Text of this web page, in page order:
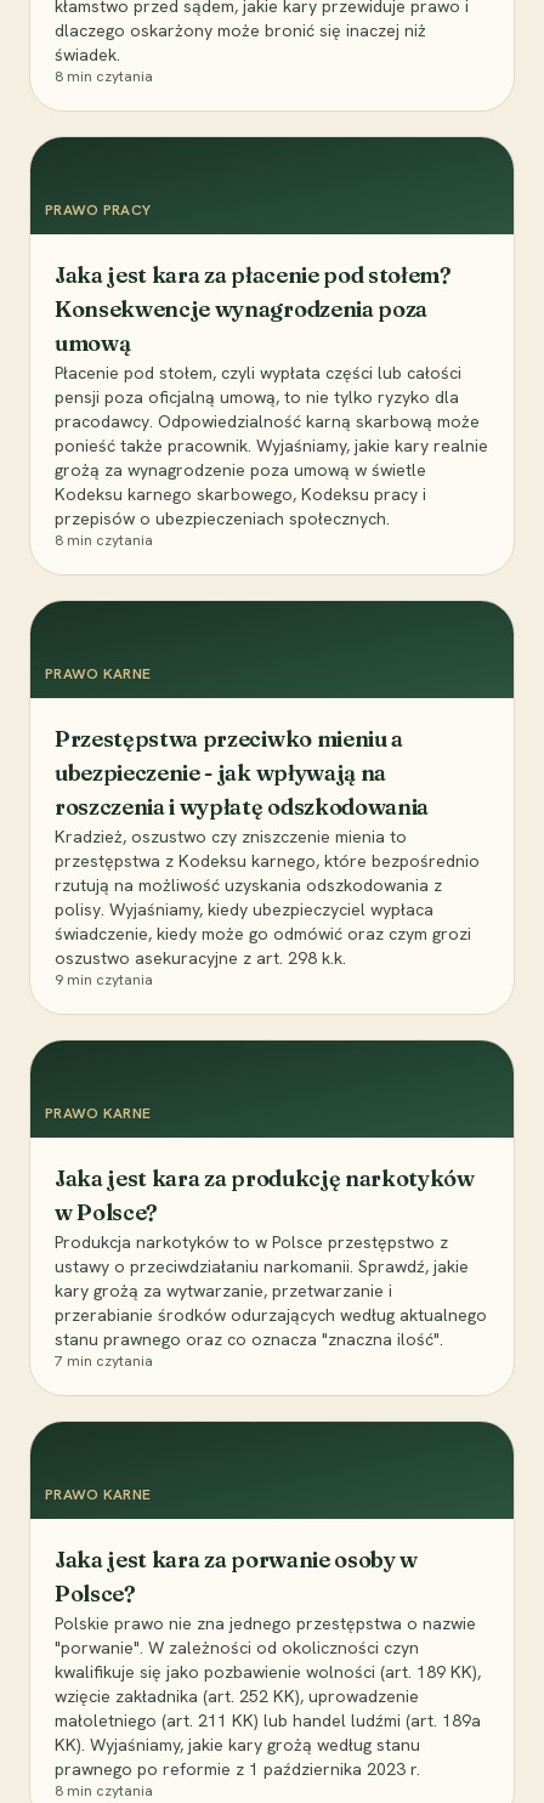
kłamstwo przed sądem, jakie kary przewiduje prawo i
dlaczego oskarżony może bronić się inaczej niż
świadek.
8 min czytania
PRAWO PRACY
Jaka jest kara za płacenie pod stołem?
Konsekwencje wynagrodzenia poza
umową
Płacenie pod stołem, czyli wypłata części lub całości
pensji poza oficjalną umową, to nie tylko ryzyko dla
pracodawcy. Odpowiedzialność karną skarbową może
ponieść także pracownik. Wyjaśniamy, jakie kary realnie
grożą za wynagrodzenie poza umową w świetle
Kodeksu karnego skarbowego, Kodeksu pracy i
przepisów o ubezpieczeniach społecznych.
8 min czytania
PRAWO KARNE
Przestępstwa przeciwko mieniu a
ubezpieczenie - jak wpływają na
roszczenia i wypłatę odszkodowania
Kradzież, oszustwo czy zniszczenie mienia to
przestępstwa z Kodeksu karnego, które bezpośrednio
rzutują na możliwość uzyskania odszkodowania z
polisy. Wyjaśniamy, kiedy ubezpieczyciel wypłaca
świadczenie, kiedy może go odmówić oraz czym grozi
oszustwo asekuracyjne z art. 298 k.k.
9 min czytania
PRAWO KARNE
Jaka jest kara za produkcję narkotyków
w Polsce?
Produkcja narkotyków to w Polsce przestępstwo z
ustawy o przeciwdziałaniu narkomanii. Sprawdź, jakie
kary grożą za wytwarzanie, przetwarzanie i
przerabianie środków odurzających według aktualnego
stanu prawnego oraz co oznacza "znaczna ilość".
7 min czytania
PRAWO KARNE
Jaka jest kara za porwanie osoby w
Polsce?
Polskie prawo nie zna jednego przestępstwa o nazwie
"porwanie". W zależności od okoliczności czyn
kwalifikuje się jako pozbawienie wolności (art. 189 KK),
wzięcie zakładnika (art. 252 KK), uprowadzenie
małoletniego (art. 211 KK) lub handel ludźmi (art. 189a
KK). Wyjaśniamy, jakie kary grożą według stanu
prawnego po reformie z 1 października 2023 r.
8 min czytania